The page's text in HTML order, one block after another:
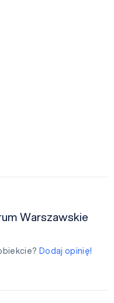
Warszawskie
Dodaj opinię!